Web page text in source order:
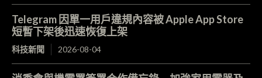
Telegram 因單一用戶違規內容被 Apple App Store
短暫下架後迅速恢復上架
科技新聞 2026-08-04